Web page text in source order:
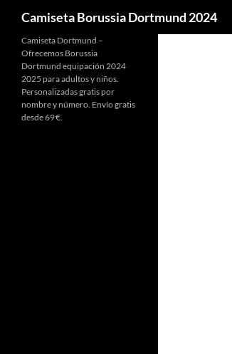
Camiseta Borussia Dortmund 2024
Camiseta Dortmund –
Ofrecemos Borussia
Dortmund equipación 2024
2025 para adultos y niños.
Personalizadas gratis por
nombre y número. Envío gratis
desde 69 €.